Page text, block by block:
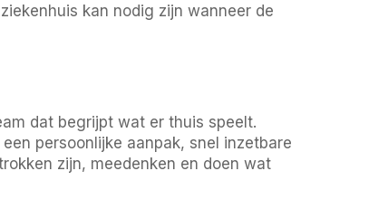
kan nodig zijn wanneer de
dat begrijpt wat er thuis speelt.
persoonlijke aanpak, snel inzetbare
zijn, meedenken en doen wat